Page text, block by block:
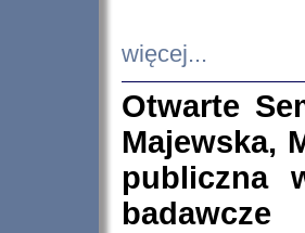
więcej...
Otwarte
Majewska,
publiczna
badawcze